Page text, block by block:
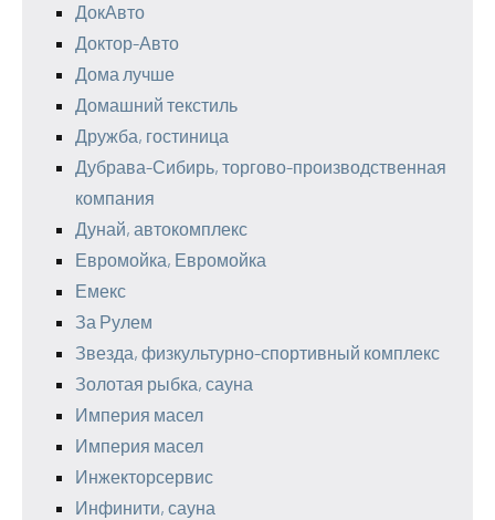
ДокАвто
Доктор-Авто
Дома лучше
Домашний текстиль
Дружба, гостиница
Дубрава-Сибирь, торгово-производственная
компания
Дунай, автокомплекс
Евромойка, Евромойка
Емекс
За Рулем
Звезда, физкультурно-спортивный комплекс
Золотая рыбка, сауна
Империя масел
Империя масел
Инжекторсервис
Инфинити, сауна